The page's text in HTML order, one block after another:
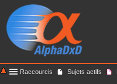
Raccourcis Sujets actifs